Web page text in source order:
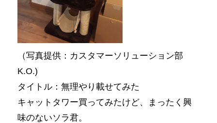
（写真提供：カスタマーソリューション部
K.O.)
タイトル：無理やり載せてみた
キャットタワー買ってみたけど、まったく興
味のないソラ君。